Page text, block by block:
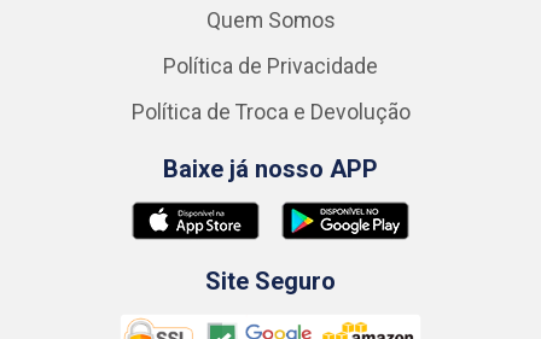
Quem Somos
Política de Privacidade
Política de Troca e Devolução
Baixe já nosso APP
Site Seguro